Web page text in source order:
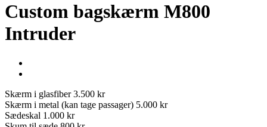
Custom bagskærm M800
Intruder
Skærm i glasfiber 3.500 kr
Skærm i metal (kan tage passager) 5.000 kr
Sædeskal 1.000 kr